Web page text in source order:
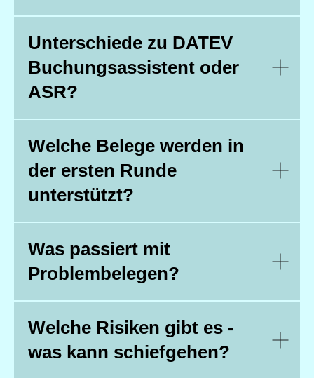
Unterschiede zu DATEV
Buchungsassistent oder
ASR?
Welche Belege werden in
der ersten Runde
unterstützt?
Was passiert mit
Problembelegen?
Welche Risiken gibt es -
was kann schiefgehen?